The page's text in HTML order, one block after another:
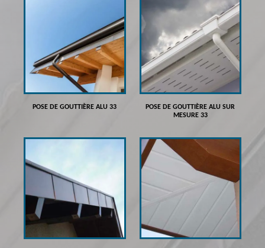
POSE DE GOUTTIÈRE ALU 33
POSE DE GOUTTIÈRE ALU SUR
MESURE 33